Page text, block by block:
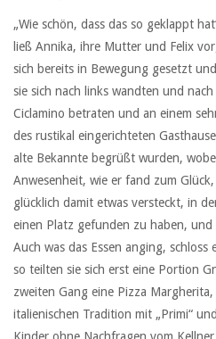
„Wie schön, dass das so geklappt
ließ Annika, ihre Mutter und Felix
sich bereits in Bewegung gesetzt
sie sich nach links wandten und
Ciclamino betraten und an einem
des rustikal eingerichteten
alte Bekannte begrüßt wurden,
Anwesenheit, wie er fand zum
glücklich damit etwas versteckt, in
einen Platz gefunden zu haben,
Auch was das Essen anging, schloss
so teilten sie sich erst eine Portion
zweiten Gang eine Pizza
italienischen Tradition mit „Primi“